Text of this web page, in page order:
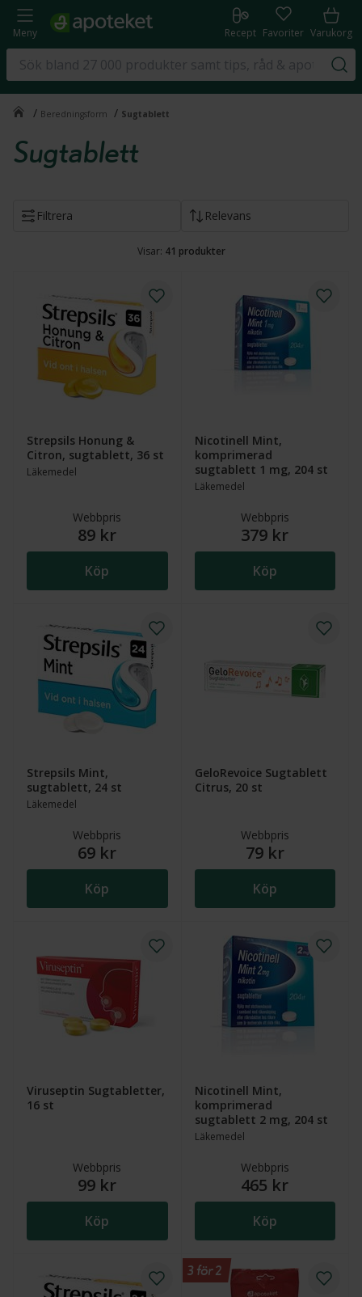
Meny Recept Favoriter Varukorg
/ Beredningsform / Sugtablett
Sugtablett
Filtrera Relevans
Visar: 41 produkter
Strepsils Honung &
Citron, sugtablett, 36 st
Läkemedel
Webbpris
89 kr
Köp
Nicotinell Mint,
komprimerad
sugtablett 1 mg, 204 st
Läkemedel
Webbpris
379 kr
Köp
Strepsils Mint,
sugtablett, 24 st
Läkemedel
Webbpris
69 kr
Köp
GeloRevoice Sugtablett
Citrus, 20 st
Webbpris
79 kr
Köp
Viruseptin Sugtabletter,
16 st
Webbpris
99 kr
Köp
Nicotinell Mint,
komprimerad
sugtablett 2 mg, 204 st
Läkemedel
Webbpris
465 kr
Köp
3 för 2